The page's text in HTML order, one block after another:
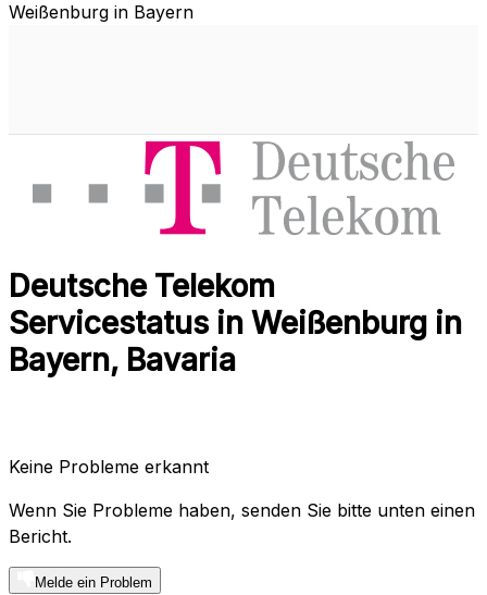
Weißenburg in Bayern
Deutsche Telekom
Servicestatus in Weißenburg in
Bayern, Bavaria
Keine Probleme erkannt
Wenn Sie Probleme haben, senden Sie bitte unten einen
Bericht.
Melde ein Problem